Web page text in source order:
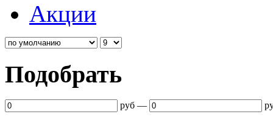
Акции
Подобрать
руб —